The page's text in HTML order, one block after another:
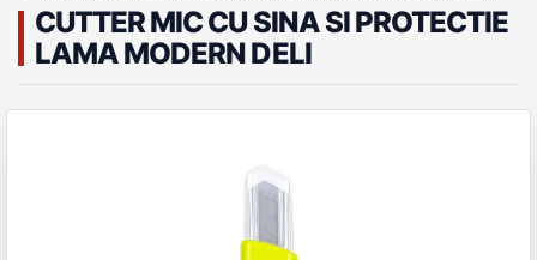
CUTTER MIC CU SINA SI PROTECTIE
LAMA MODERN DELI